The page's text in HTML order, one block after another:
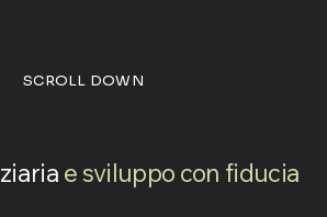
SCROLL DOWN
e sviluppo con fiducia